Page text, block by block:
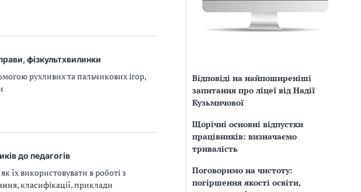
фізкультхвилинки
рухливих та пальчикових ігор,
до педагогів
їх використовувати в роботі з
класифікації, приклади
Відповіді на найпоширеніші
запитання про ліцеї від Надії
Кузьмичової
Щорічні основні відпустки
працівників: визначаємо
тривалість
Поговоримо на чистоту:
погіршення якості освіти,